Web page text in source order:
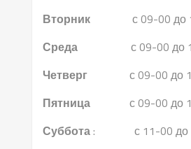
Вторникс 09-00 до
Среда
с 09-00 до
Четверг
с 09-00 до
Пятницас 09-00 до
Суббота: с 11-00 до